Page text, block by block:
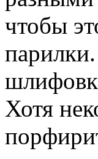
чтобы
Хотя